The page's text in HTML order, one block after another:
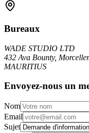
Bureaux
WADE STUDIO LTD
432 Ava Bounty,
MAURITIUS
Envoyez-nous un
Nom
Email
Sujet